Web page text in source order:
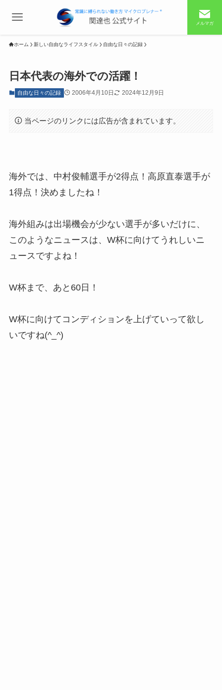
メルマガ
ホーム 新しい自由なライフスタイル 自由な日々の記録
日本代表の海外での活躍！
自由な日々の記録 2006年4月10日 2024年12月9日
当ページのリンクには広告が含まれています。
海外では、中村俊輔選手が2得点！高原直泰選手が
1得点！決めましたね！
海外組みは出場機会が少ない選手が多いだけに、
このようなニュースは、W杯に向けてうれしいニ
ュースですよね！
W杯まで、あと60日！
W杯に向けてコンディションを上げていって欲し
いですね(^_^)